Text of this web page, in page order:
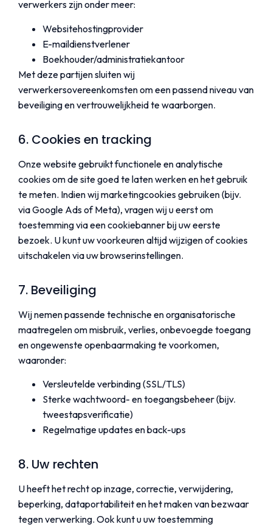
verwerkers zijn onder meer:
Websitehostingprovider
E-maildienstverlener
Boekhouder/administratiekantoor
Met deze partijen sluiten wij
verwerkersovereenkomsten om een passend niveau van
beveiliging en vertrouwelijkheid te waarborgen.
6. Cookies en tracking
Onze website gebruikt functionele en analytische
cookies om de site goed te laten werken en het gebruik
te meten. Indien wij marketingcookies gebruiken (bijv.
via Google Ads of Meta), vragen wij u eerst om
toestemming via een cookiebanner bij uw eerste
bezoek. U kunt uw voorkeuren altijd wijzigen of cookies
uitschakelen via uw browserinstellingen.
7. Beveiliging
Wij nemen passende technische en organisatorische
maatregelen om misbruik, verlies, onbevoegde toegang
en ongewenste openbaarmaking te voorkomen,
waaronder:
Versleutelde verbinding (SSL/TLS)
Sterke wachtwoord- en toegangsbeheer (bijv.
tweestapsverificatie)
Regelmatige updates en back-ups
8. Uw rechten
U heeft het recht op inzage, correctie, verwijdering,
beperking, dataportabiliteit en het maken van bezwaar
tegen verwerking. Ook kunt u uw toestemming